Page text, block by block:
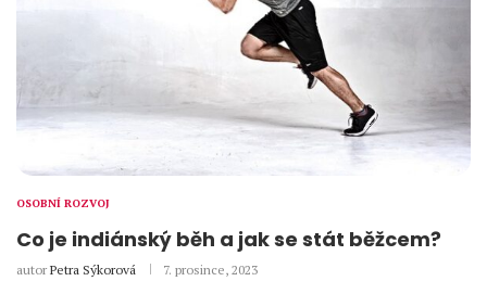
OSOBNÍ ROZVOJ
Co je indiánský běh a jak se stát běžcem?
autor Petra Sýkorová 7. prosince, 2023